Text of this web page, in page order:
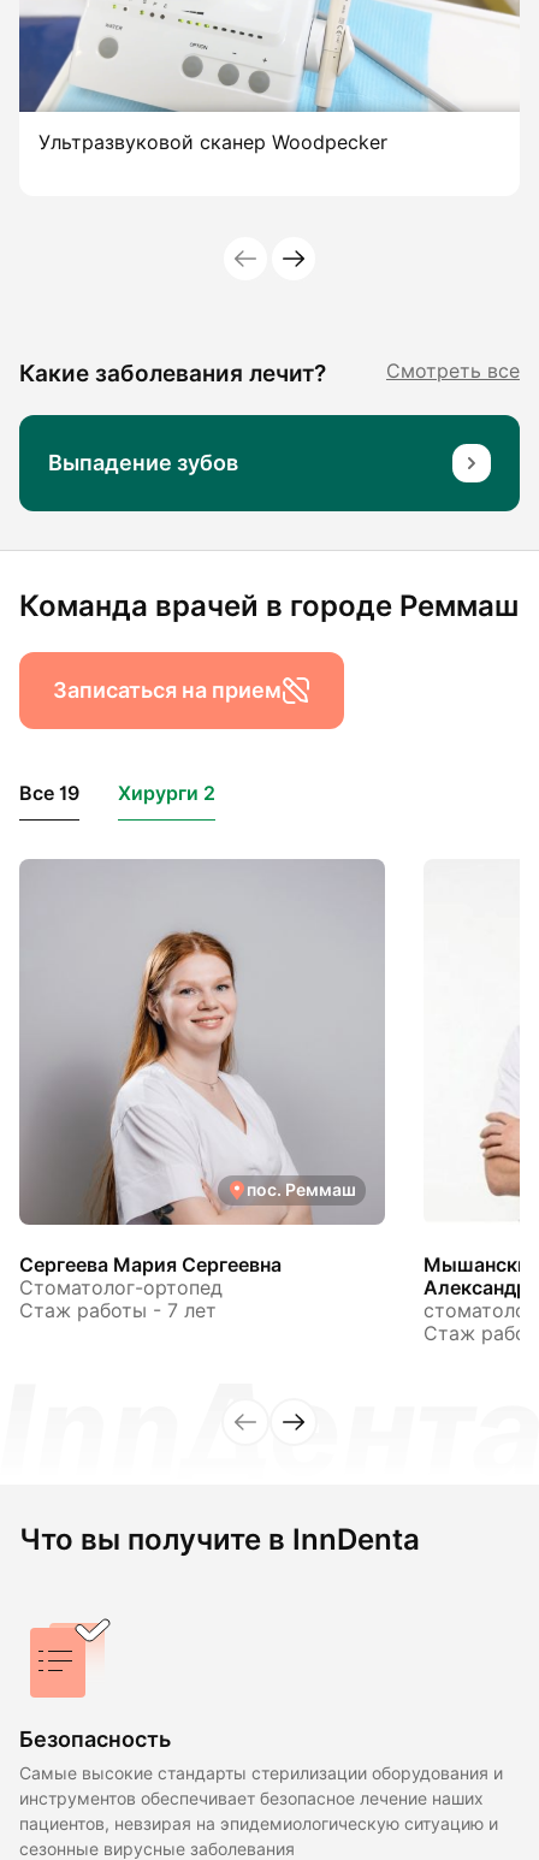
Ультразвуковой сканер Woodpecker
Какие заболевания лечит? Смотреть все
Выпадение зубов
Команда врачей в городе Реммаш
Записаться на прием
Все 19 Хирурги 2
пос. Реммаш
Сергеева Мария Сергеевна
Стоматолог-ортопед
Стаж работы - 7 лет
Мышанский
Стаж
Что вы получите в InnDenta
Безопасность
Самые высокие стандарты стерилизации оборудования и
инструментов обеспечивает безопасное лечение наших
пациентов, невзирая на эпидемиологическую ситуацию и
сезонные вирусные заболевания